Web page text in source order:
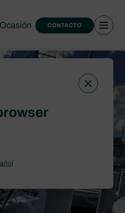
CONTACTO